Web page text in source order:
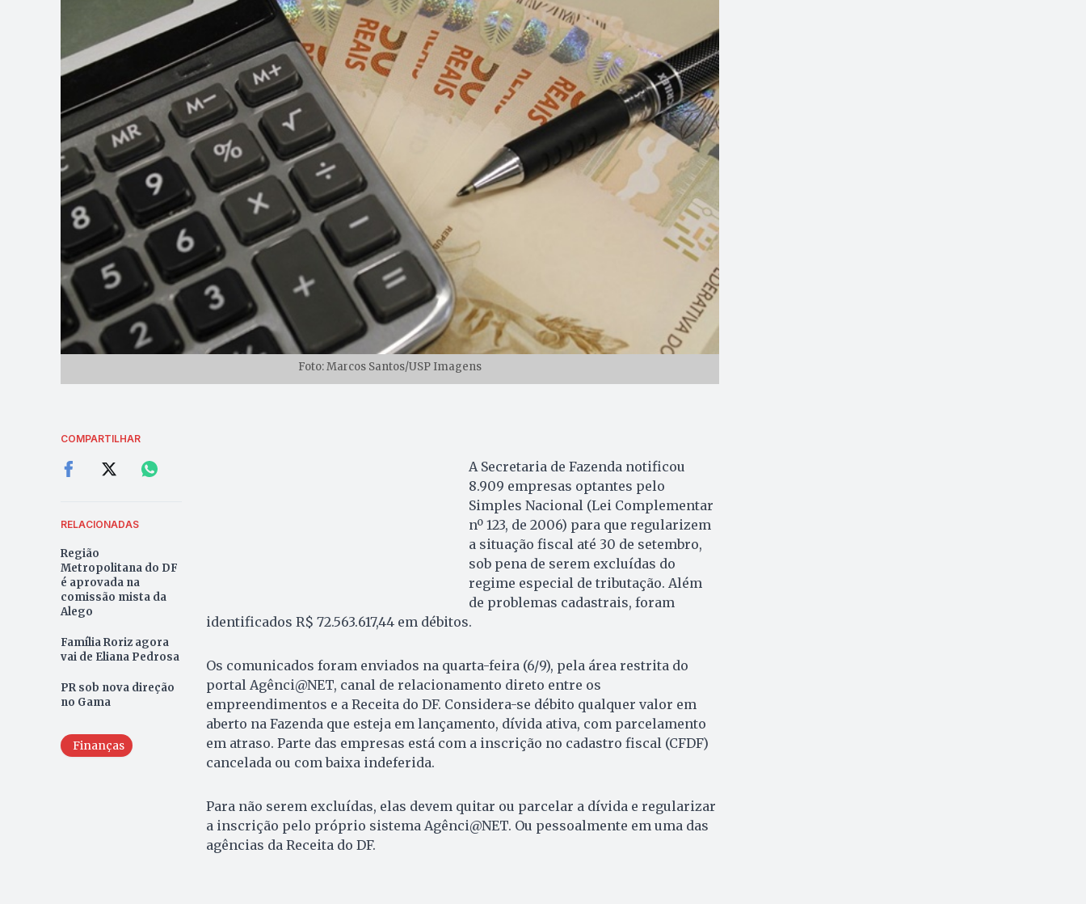
Foto: Marcos Santos/USP Imagens
COMPARTILHAR
RELACIONADAS
Região
Metropolitana do DF
é aprovada na
comissão mista da
Alego
Família Roriz agora
vai de Eliana Pedrosa
PR sob nova direção
no Gama
Finanças
A Secretaria de Fazenda notificou
8.909 empresas optantes pelo
Simples Nacional (Lei Complementar
nº 123, de 2006) para que regularizem
a situação fiscal até 30 de setembro,
sob pena de serem excluídas do
regime especial de tributação. Além
de problemas cadastrais, foram
identificados R$ 72.563.617,44 em débitos.
Os comunicados foram enviados na quarta-feira (6/9), pela área restrita do
portal Agênci@NET, canal de relacionamento direto entre os
empreendimentos e a Receita do DF. Considera-se débito qualquer valor em
aberto na Fazenda que esteja em lançamento, dívida ativa, com parcelamento
em atraso. Parte das empresas está com a inscrição no cadastro fiscal (CFDF)
cancelada ou com baixa indeferida.
Para não serem excluídas, elas devem quitar ou parcelar a dívida e regularizar
a inscrição pelo próprio sistema Agênci@NET. Ou pessoalmente em uma das
agências da Receita do DF.